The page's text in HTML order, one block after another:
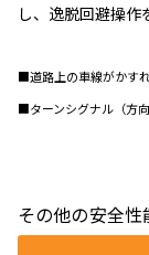
し、逸脱回避操作
■道路上の車線がかす
■ターンシグナル（方
その他の安全性